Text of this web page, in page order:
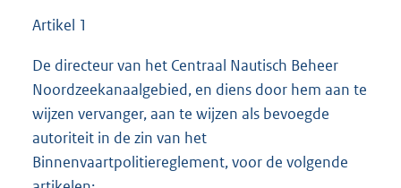
Artikel 1
De directeur van het Centraal Nautisch Beheer
Noordzeekanaalgebied, en diens door hem aan te
wijzen vervanger, aan te wijzen als bevoegde
autoriteit in de zin van het
Binnenvaartpolitiereglement, voor de volgende